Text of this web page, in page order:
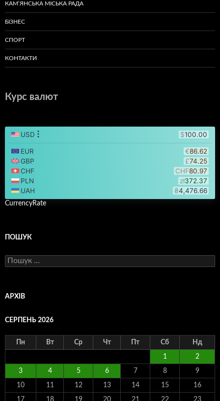
КАМ’ЯНСЬКА МІСЬКА РАДА
БІЗНЕС
СПОРТ
КОНТАКТИ
Курс валют
CurrencyRate
ПОШУК
Пошук:
АРХІВ
СЕРПЕНЬ 2026
Пн Вт Ср Чт Пт Сб Нд
1 2
3 4 5 6 7 8 9
10 11 12 13 14 15 16
17 18 19 20 21 22 23